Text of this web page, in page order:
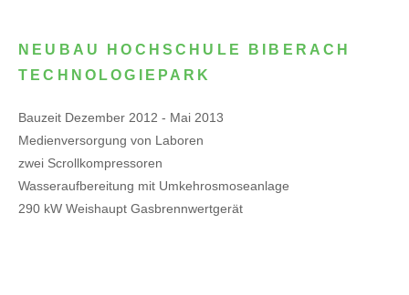
NEUBAU HOCHSCHULE BIBERACH
TECHNOLOGIEPARK
Bauzeit Dezember 2012 - Mai 2013
Medienversorgung von Laboren
zwei Scrollkompressoren
Wasseraufbereitung mit Umkehrosmoseanlage
290 kW Weishaupt Gasbrennwertgerät